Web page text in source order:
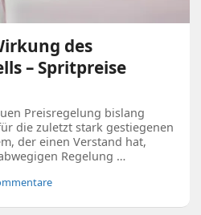
des
– Spritpreise
Preisregelung bislang
die zuletzt stark gestiegenen
der einen Verstand hat,
Regelung …